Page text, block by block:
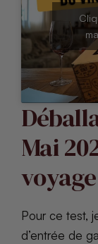
Mai
voyage
Pour ce test,
d’entrée de